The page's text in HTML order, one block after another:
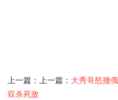
上一篇：上一篇： 大秀哥怒撤
双杀死敌